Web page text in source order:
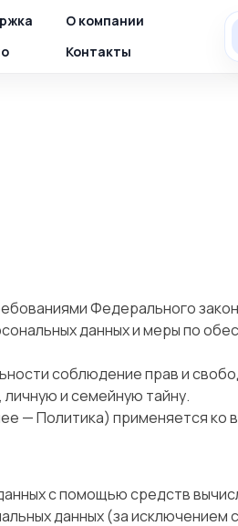
О компании
Контакты
Федерального
данных и меры по
соблюдение прав и
и семейную тайну.
— Политика) применяется
с помощью средств
данных (за исключением